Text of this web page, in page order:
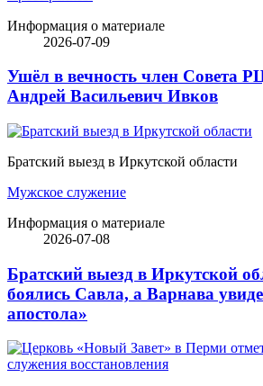
Информация о материале
2026-07-09
Ушёл в вечность член Совета
Андрей Васильевич Ивков
Братский выезд в Иркутской области
Мужское служение
Информация о материале
2026-07-08
Братский выезд в Иркутской
боялись Савла, а Варнава
апостола»